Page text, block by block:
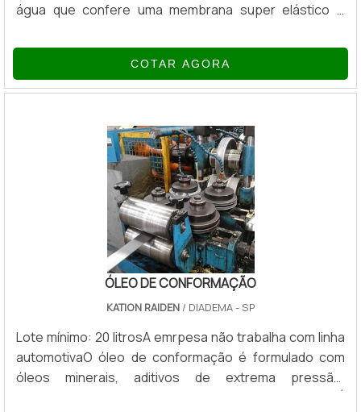
água que confere uma membrana super elástico e
paredes externa, telhas e calhas, formando uma
membrana resistente após sua aplicação. Para que
uma residência seja mantida por muito tempo com boa
civis efetuem todos os processos para isso, porém, a
impermeabilização nem sempre está inclusa no p.
COTAR AGORA
ÓLEO DE CONFORMAÇÃO
KATION RAIDEN/ DIADEMA - SP
Lote mínimo: 20 litrosA emrpesa não trabalha com linha
automotivaO óleo de conformação é formulado com
óleos minerais, aditivos de extrema pressão,